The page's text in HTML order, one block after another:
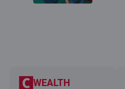
WEALTH